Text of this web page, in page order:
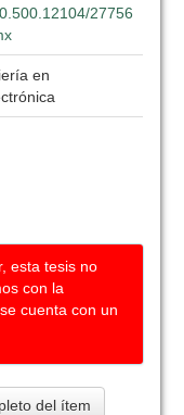
27756
en
esta tesis no
con la
cuenta con un
del ítem